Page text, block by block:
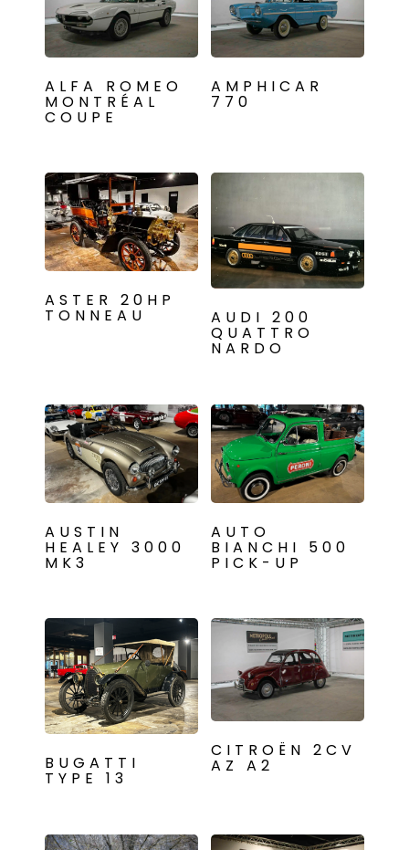
ALFA ROMEO
MONTRÉAL
COUPE
AMPHICAR
770
ASTER 20HP
TONNEAU AUDI 200
QUATTRO
NARDO
AUSTIN
HEALEY 3000
MK3
AUTO
BIANCHI 500
PICK-UP
BUGATTI
TYPE 13
CITROËN 2CV
AZ A2